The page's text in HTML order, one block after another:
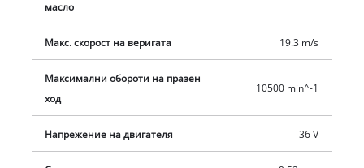
масло
Макс. скорост на веригата 19.3 m/s
Максимални обороти на празен
ход
10500 min^-1
Напрежение на двигателя 36 V